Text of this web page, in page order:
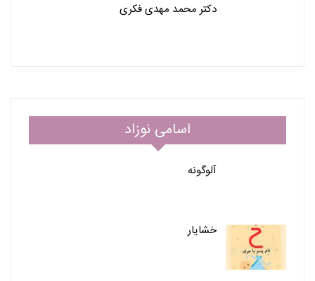
دکتر محمد مهدی فکری
اسامی نوزاد
آلوگونه
خشایار